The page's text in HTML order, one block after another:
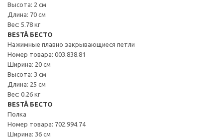
Высота: 2 см
Длина: 70 см
Вес: 5.78 кг
BESTÅ БЕСТО
Нажимные плавно закрывающиеся петли
Номер товара: 003.838.81
Ширина: 20 см
Высота: 3 см
Длина: 25 см
Вес: 0.26 кг
BESTÅ БЕСТО
Полка
Номер товара: 702.994.74
Ширина: 36 см